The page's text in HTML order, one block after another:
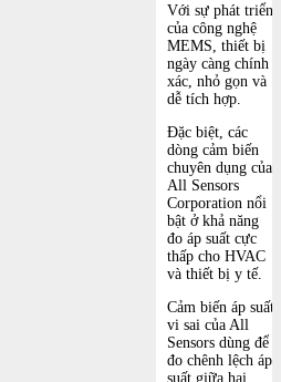
Với sự phát triển
của công nghệ
MEMS, thiết bị
ngày càng chính
xác, nhỏ gọn và
dễ tích hợp.
Đặc biệt, các
dòng cảm biến
chuyên dụng của
All Sensors
Corporation nổi
bật ở khả năng
đo áp suất cực
thấp cho HVAC
và thiết bị y tế.
Cảm biến áp suất
vi sai của All
Sensors dùng để
đo chênh lệch áp
suất giữa hai